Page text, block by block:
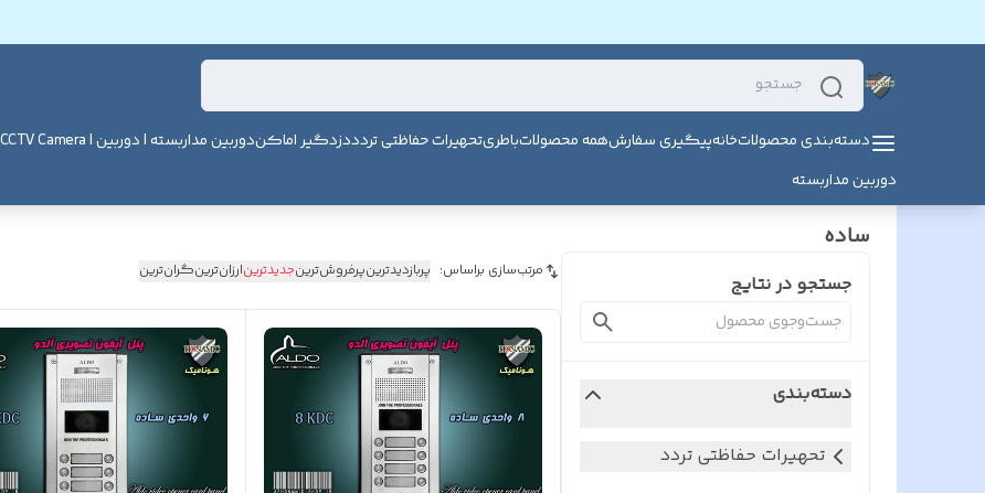
دسته‌بندی محصولاتخانهپیگیری سفارشهمه محصولاتباطریتحهیرات حفاظتی تردددزدگیر اماکندوربین مداربسته | دوربین | CCTV Camera
دوربین مداربسته
ساده
جستجو در نتایج
دسته‌بندی
تحهیرات حفاظتی تردد
مرتب‌سازی براساس: پربازدیدترینپرفروش‌ترینجدیدترینارزان‌ترینگران‌ترین